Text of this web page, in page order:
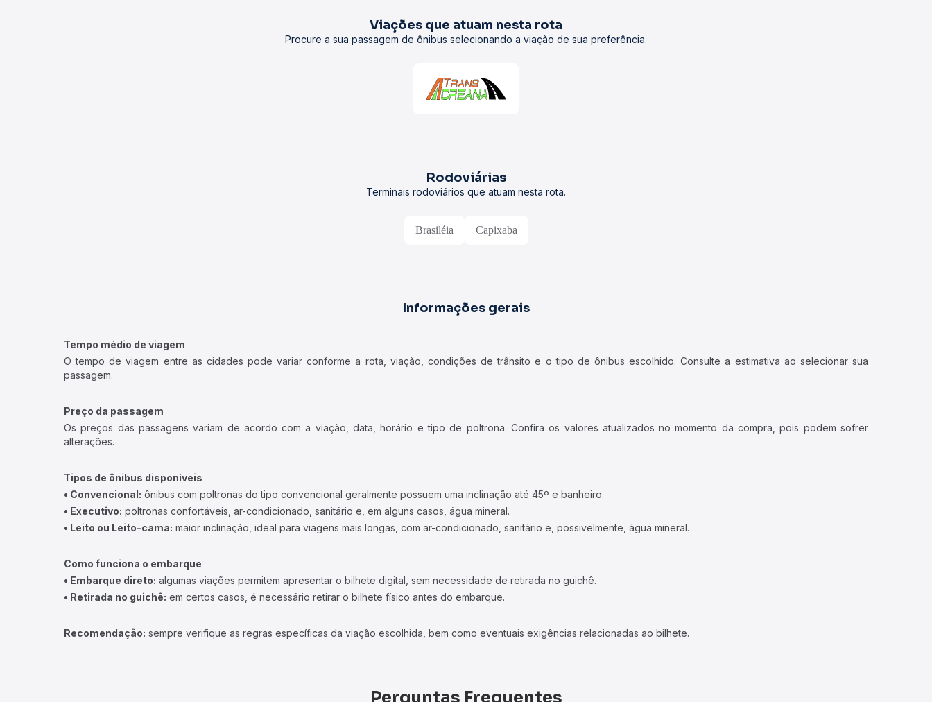
Viações que atuam nesta rota
Procure a sua passagem de ônibus selecionando a viação de sua preferência.
Rodoviárias
Terminais rodoviários que atuam nesta rota.
Brasiléia Capixaba
Informações gerais
Tempo médio de viagem
O tempo de viagem entre as cidades pode variar conforme a rota, viação, condições de trânsito e o tipo de ônibus escolhido. Consulte a estimativa ao selecionar sua
passagem.
Preço da passagem
Os preços das passagens variam de acordo com a viação, data, horário e tipo de poltrona. Confira os valores atualizados no momento da compra, pois podem sofrer
alterações.
Tipos de ônibus disponíveis
• Convencional: ônibus com poltronas do tipo convencional geralmente possuem uma inclinação até 45º e banheiro.
• Executivo: poltronas confortáveis, ar-condicionado, sanitário e, em alguns casos, água mineral.
• Leito ou Leito-cama: maior inclinação, ideal para viagens mais longas, com ar-condicionado, sanitário e, possivelmente, água mineral.
Como funciona o embarque
• Embarque direto: algumas viações permitem apresentar o bilhete digital, sem necessidade de retirada no guichê.
• Retirada no guichê: em certos casos, é necessário retirar o bilhete físico antes do embarque.
Recomendação: sempre verifique as regras específicas da viação escolhida, bem como eventuais exigências relacionadas ao bilhete.
Perguntas Frequentes